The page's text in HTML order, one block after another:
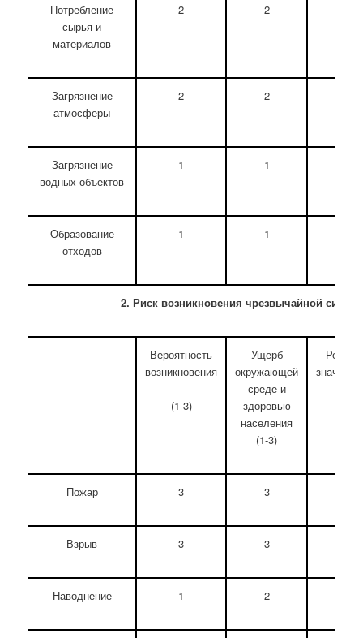
Потребление
сырья и
материалов
2 2
Загрязнение
атмосферы
2 2
Загрязнение
водных объектов
1 1
Образование
отходов
1 1
2. Риск возникновения чрезвычайной
Вероятность
возникновения
(1-3)
Ущерб
окружающей
среде и
здоровью
населения
(1-3)
Рейтинг
Пожар 3 3
Взрыв 3 3
Наводнение 1 2